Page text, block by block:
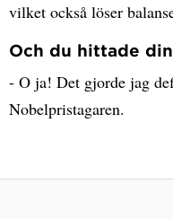
vilket också löser
Och du hittade
- O ja! Det gjorde jag
Nobelpristagaren.